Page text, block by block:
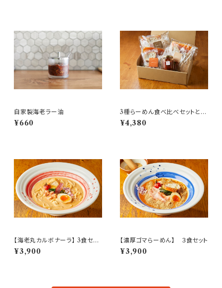
自家製海老ラー油
¥660
3種らーめん食べ比べセットと自
家製ラー油
¥4,380
【海老丸カルボナーラ】 3食セッ
ト
¥3,900
【濃厚ゴマらーめん】 ３食セット
¥3,900